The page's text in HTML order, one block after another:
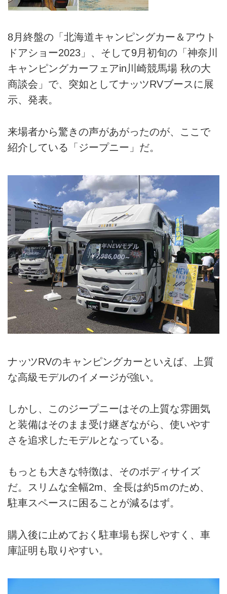
8月終盤の「北海道キャンピングカー＆アウト
ドアショー2023」、そして9月初旬の「神奈川
キャンピングカーフェアin川崎競馬場 秋の大
商談会」で、突如としてナッツRVブースに展
示、発表。
来場者から驚きの声があがったのが、ここで
紹介している「ジープニー」だ。
ナッツRVのキャンピングカーといえば、上質
な高級モデルのイメージが強い。
しかし、このジープニーはその上質な雰囲気
と装備はそのまま受け継ぎながら、使いやす
さを追求したモデルとなっている。
もっとも大きな特徴は、そのボディサイズ
だ。スリムな全幅2m、全長は約5ｍのため、
駐車スペースに困ることが減るはず。
購入後に止めておく駐車場も探しやすく、車
庫証明も取りやすい。